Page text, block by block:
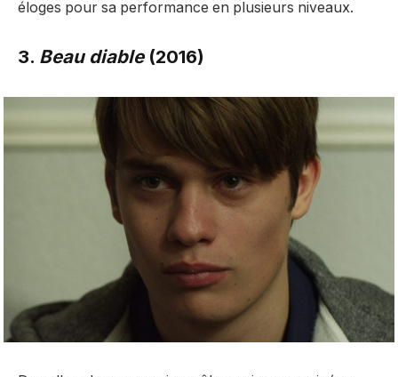
éloges pour sa performance en plusieurs niveaux.
3. Beau diable (2016)